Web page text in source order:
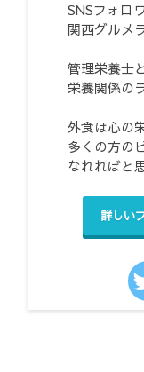
SNSフォロ
関西グルメ
管理栄養士
栄養関係の
外食は心の
多くの方の
なれればと
詳しい